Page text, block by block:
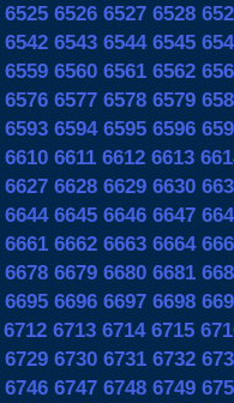
6525 6526 6527 6528
6542 6543 6544 6545
6559 6560 6561 6562
6576 6577 6578 6579
6593 6594 6595 6596
6610 6611 6612 6613
6627 6628 6629 6630
6644 6645 6646 6647
6661 6662 6663 6664
6678 6679 6680 6681
6695 6696 6697 6698
6712 6713 6714 6715
6729 6730 6731 6732
6746 6747 6748 6749